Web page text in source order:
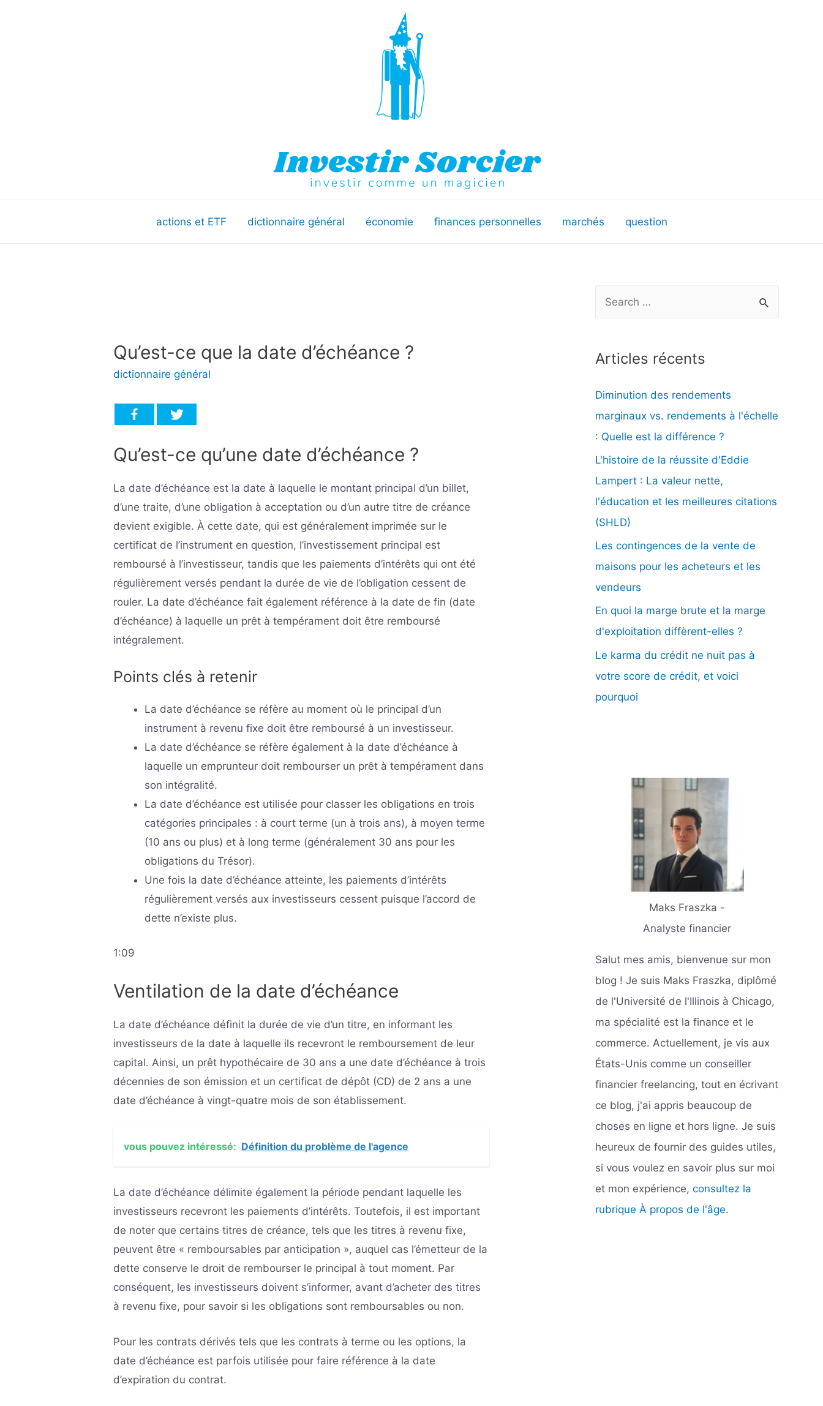
actions et ETF dictionnaire général économie finances personnelles marchés question
Qu’est-ce que la date d’échéance ?
dictionnaire général
Qu’est-ce qu’une date d’échéance ?
La date d’échéance est la date à laquelle le montant principal d’un billet,
d’une traite, d’une obligation à acceptation ou d’un autre titre de créance
devient exigible. À cette date, qui est généralement imprimée sur le
certificat de l’instrument en question, l’investissement principal est
remboursé à l’investisseur, tandis que les paiements d’intérêts qui ont été
régulièrement versés pendant la durée de vie de l’obligation cessent de
rouler. La date d’échéance fait également référence à la date de fin (date
d’échéance) à laquelle un prêt à tempérament doit être remboursé
intégralement.
Points clés à retenir
La date d’échéance se réfère au moment où le principal d’un
instrument à revenu fixe doit être remboursé à un investisseur.
La date d’échéance se réfère également à la date d’échéance à
laquelle un emprunteur doit rembourser un prêt à tempérament dans
son intégralité.
La date d’échéance est utilisée pour classer les obligations en trois
catégories principales : à court terme (un à trois ans), à moyen terme
(10 ans ou plus) et à long terme (généralement 30 ans pour les
obligations du Trésor).
Une fois la date d’échéance atteinte, les paiements d’intérêts
régulièrement versés aux investisseurs cessent puisque l’accord de
dette n’existe plus.
1:09
Ventilation de la date d’échéance
La date d’échéance définit la durée de vie d’un titre, en informant les
investisseurs de la date à laquelle ils recevront le remboursement de leur
capital. Ainsi, un prêt hypothécaire de 30 ans a une date d’échéance à trois
décennies de son émission et un certificat de dépôt (CD) de 2 ans a une
date d’échéance à vingt-quatre mois de son établissement.
vous pouvez intéressé: Définition du problème de l'agence
La date d’échéance délimite également la période pendant laquelle les
investisseurs recevront les paiements d’intérêts. Toutefois, il est important
de noter que certains titres de créance, tels que les titres à revenu fixe,
peuvent être « remboursables par anticipation », auquel cas l’émetteur de la
dette conserve le droit de rembourser le principal à tout moment. Par
conséquent, les investisseurs doivent s’informer, avant d’acheter des titres
à revenu fixe, pour savoir si les obligations sont remboursables ou non.
Pour les contrats dérivés tels que les contrats à terme ou les options, la
date d’échéance est parfois utilisée pour faire référence à la date
d’expiration du contrat.
h
r
c
h
e
r
:
Articles récents
Diminution des rendements
marginaux vs. rendements à l'échelle
: Quelle est la différence ?
L'histoire de la réussite d'Eddie
Lampert : La valeur nette,
l'éducation et les meilleures citations
(SHLD)
Les contingences de la vente de
maisons pour les acheteurs et les
vendeurs
En quoi la marge brute et la marge
d'exploitation diffèrent-elles ?
Le karma du crédit ne nuit pas à
votre score de crédit, et voici
pourquoi
Maks Fraszka -
Analyste financier
Salut mes amis, bienvenue sur mon
blog ! Je suis Maks Fraszka, diplômé
de l'Université de l'Illinois à Chicago,
ma spécialité est la finance et le
commerce. Actuellement, je vis aux
États-Unis comme un conseiller
financier freelancing, tout en écrivant
ce blog, j'ai appris beaucoup de
choses en ligne et hors ligne. Je suis
heureux de fournir des guides utiles,
si vous voulez en savoir plus sur moi
et mon expérience, consultez la
rubrique À propos de l'âge.